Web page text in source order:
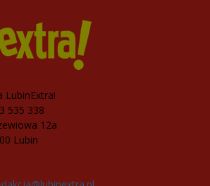
LubinExtra!
535 338
12a
Lubin